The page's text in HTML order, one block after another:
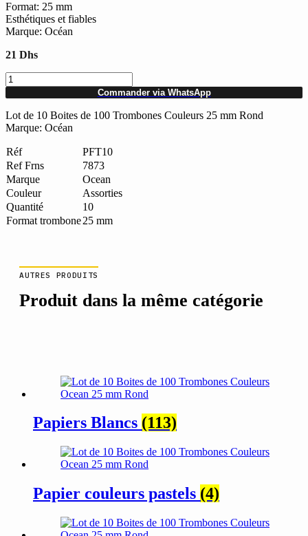
Format: 25 mm
Esthétiques et fiables
Marque: Océan
21 Dhs
quantité
de
Lot
de
10
de
100
Trombones
Couleurs
Ocean
25
mm
Commander via WhatsApp
Lot de 10 Boites de 100 Trombones Couleurs 25 mm Rond
Marque: Océan
Réf
PFT10
Ref Frns
7873
Marque
Ocean
Couleur
Assorties
Quantité
10
Format trombone25 mm
AUTRES PRODUITS
Produit dans la même catégorie
Papiers Blancs (113)
Papier couleurs pastels (4)